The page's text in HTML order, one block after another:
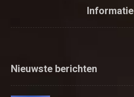
Informatie
Nieuwste berichten